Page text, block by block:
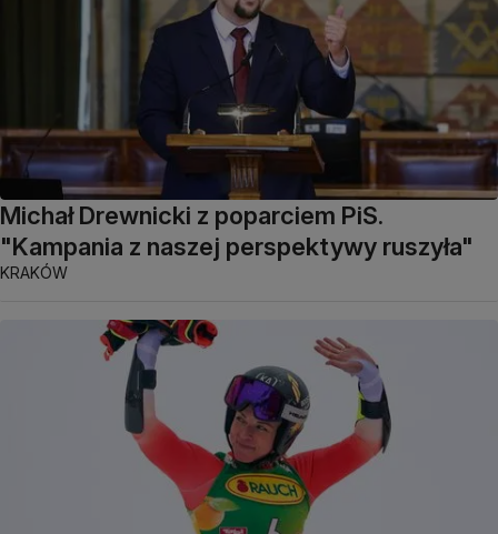
Michał Drewnicki z poparciem PiS.
"Kampania z naszej perspektywy ruszyła"
KRAKÓW